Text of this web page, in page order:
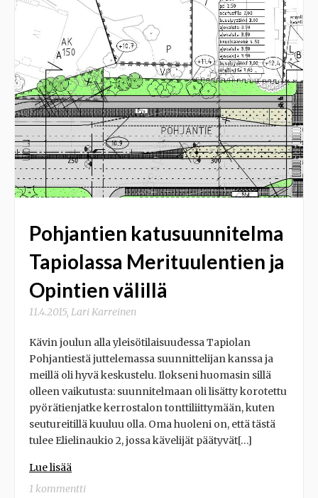
Pohjantien katusuunnitelma
Tapiolassa Merituulentien ja
Opintien välillä
11.4.2015, Lari Karreinen
Kävin joulun alla yleisötilaisuudessa Tapiolan
Pohjantiestä juttelemassa suunnittelijan kanssa ja
meillä oli hyvä keskustelu. Ilokseni huomasin sillä
olleen vaikutusta: suunnitelmaan oli lisätty korotettu
pyörätienjatke kerrostalon tonttiliittymään, kuten
seutureitillä kuuluu olla. Oma huoleni on, että tästä
tulee Elielinaukio 2, jossa kävelijät päätyvät[…]
Lue lisää
1 kommentti